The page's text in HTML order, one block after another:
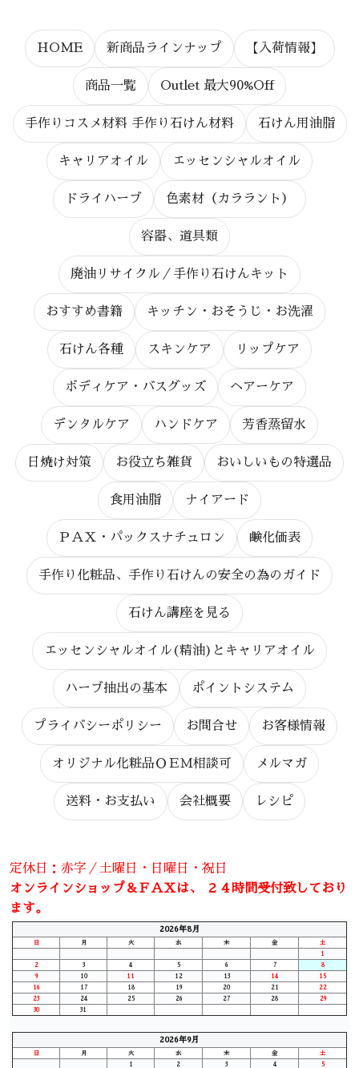
HOME 新商品ラインナップ 【入荷情報】
商品一覧 Outlet 最大90%Off
手作りコスメ材料 手作り石けん材料 石けん用油脂
キャリアオイル エッセンシャルオイル
ドライハーブ 色素材（カララント）
容器、道具類
廃油リサイクル／手作り石けんキット
おすすめ書籍 キッチン・おそうじ・お洗濯
石けん各種 スキンケア リップケア
ボディケア・バスグッズ ヘアーケア
デンタルケア ハンドケア 芳香蒸留水
日焼け対策 お役立ち雑貨 おいしいもの特選品
食用油脂 ナイアード
ＰＡＸ・パックスナチュロン 鹸化価表
手作り化粧品、手作り石けんの安全の為のガイド
石けん講座を見る
エッセンシャルオイル(精油)とキャリアオイル
ハーブ抽出の基本 ポイントシステム
プライバシーポリシー お問合せ お客様情報
オリジナル化粧品ＯＥＭ相談可 メルマガ
送料・お支払い 会社概要 レシピ
定休日：赤字／土曜日・日曜日・祝日
オンラインショップ＆ＦＡＸは、 ２４時間受付致しており
ます。
2026年8月
日 月 火 水 木 金
土
1
2
3 4 5 6 7
8
9
10 11 12 13 14
15
16
17 18 19 20 21
22
23
24 25 26 27 28
29
30
31
2026年9月
日 月 火 水 木 金
土
1
2 3 4
5